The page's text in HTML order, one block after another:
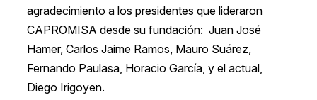
agradecimiento a los presidentes que lideraron
CAPROMISA desde su fundación: Juan José
Hamer, Carlos Jaime Ramos, Mauro Suárez,
Fernando Paulasa, Horacio García, y el actual,
Diego Irigoyen.